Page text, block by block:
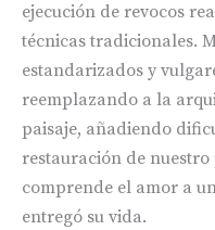
ejecución de revocos
técnicas tradicionales.
estandarizados y
reemplazando a la
paisaje, añadiendo
restauración de
comprende el amor a
entregó su vida.